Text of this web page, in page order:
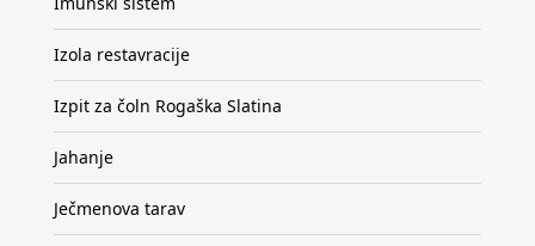
Izola restavracije
Izpit za čoln Rogaška Slatina
Jahanje
Ječmenova tarav